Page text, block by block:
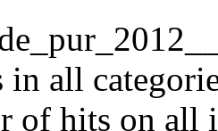
in all
of hits on all